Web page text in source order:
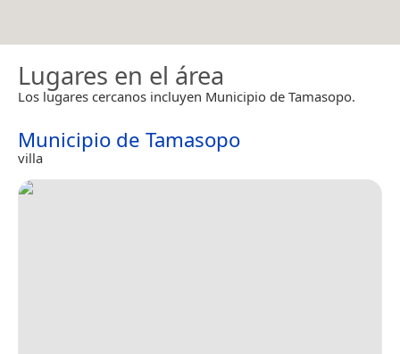
Lugares en el área
Los lugares cercanos incluyen Municipio de Tamasopo.
Municipio de Tamasopo
villa